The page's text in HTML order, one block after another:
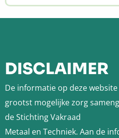
DISCLAIMER
De informatie op deze
grootst mogelijke zorg
de Stichting Vakraad
Metaal en Techniek. Aan de